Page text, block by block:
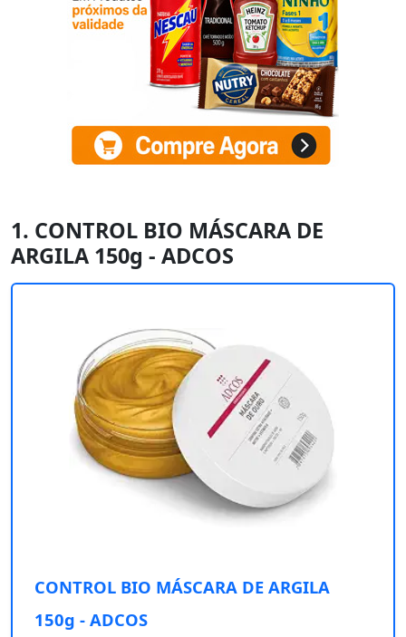
1. CONTROL BIO MÁSCARA DE
ARGILA 150g - ADCOS
CONTROL BIO MÁSCARA DE ARGILA
150g - ADCOS